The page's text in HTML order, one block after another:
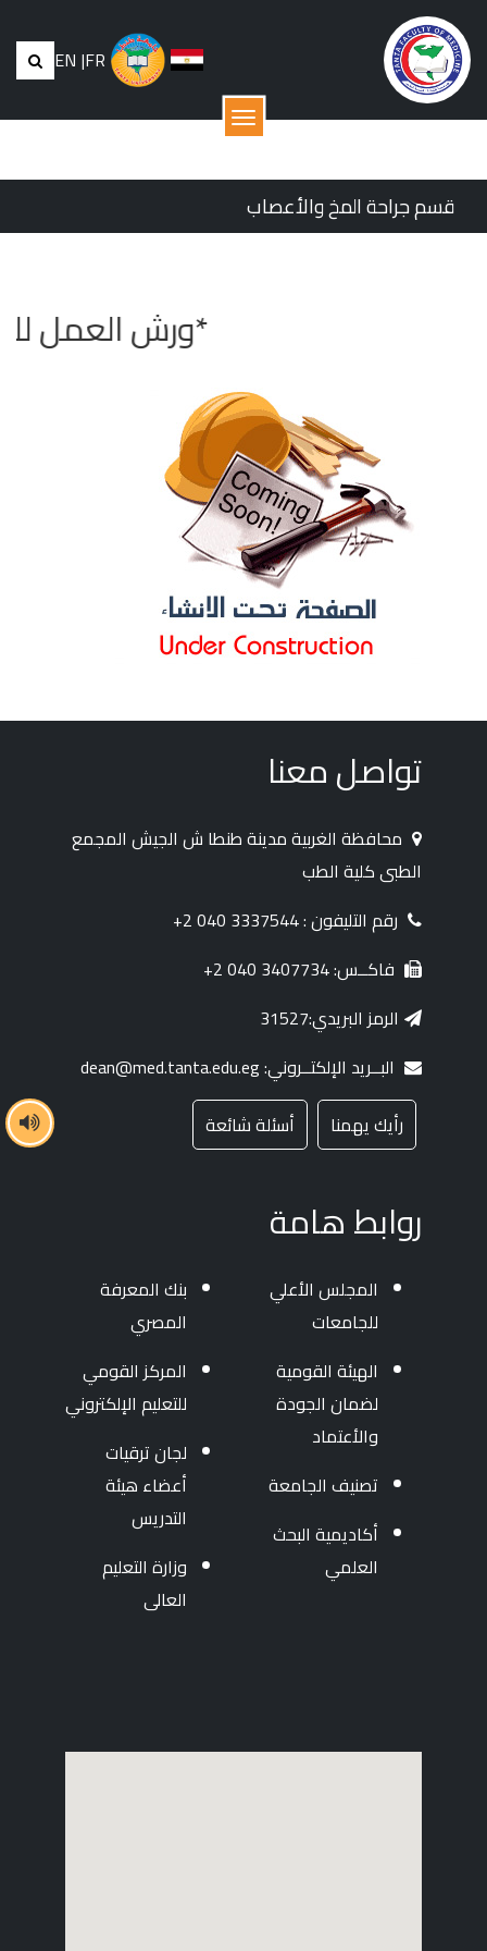
EN |FR
القائمة
قسم جراحة المخ والأعصاب
تواصل معنا
محافظة الغربية مدينة طنطا ش الجيش المجمع
الطبى كلية الطب
رقم التليفون : 3337544 040 2+
فاكــس: 3407734 040 2+
الرمز البريدي:31527
البــريد الإلكتــروني: dean@med.tanta.edu.eg
رأيك يهمنا
أسئلة شائعة
روابط هامة
المجلس الأعلي
للجامعات
الهيئة القومية
لضمان الجودة
والأعتماد
تصنيف الجامعة
أكاديمية البحث
العلمي
بنك المعرفة
المصري
المركز القومي
للتعليم الإلكتروني
لجان ترقيات
أعضاء هيئة
التدريس
وزارة التعليم
العالى